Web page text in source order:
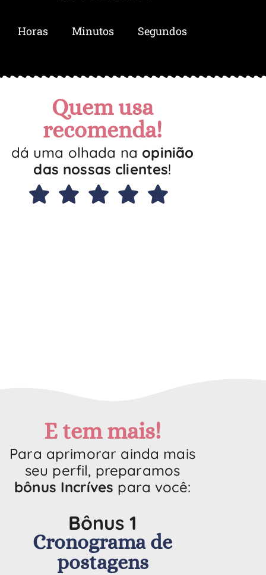
Horas Minutos Segundos
Quem usa
recomenda!
dá uma olhada na opinião
das nossas clientes!
E tem mais!
Para aprimorar ainda mais
seu perfil, preparamos
bônus Incríves para você:
Bônus 1
Cronograma de
postagens